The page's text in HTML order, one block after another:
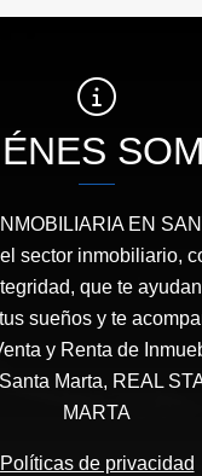
EN
sector inmobiliario,
que te
sueños y te
y Renta de
Marta, REAL
MARTA
Políticas de privacidad